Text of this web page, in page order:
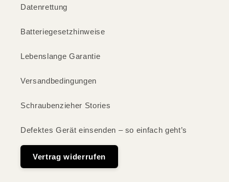
Datenrettung
Batteriegesetzhinweise
Lebenslange Garantie
Versandbedingungen
Schraubenzieher Stories
Defektes Gerät einsenden – so einfach geht’s
Vertrag widerrufen